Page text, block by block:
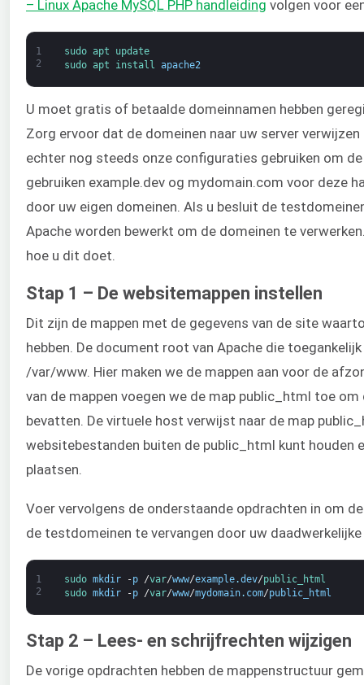
– Linux Apache MySQL PHP handleiding volgen voor
1
2
sudo apt
update
sudo apt install apache2
U moet gratis of betaalde domeinnamen hebben
Zorg ervoor dat de domeinen naar uw server
echter nog steeds onze configuraties gebruiken om
gebruiken example.dev og mydomain.com voor deze
door uw eigen domeinen. Als u besluit de
Apache worden bewerkt om de domeinen te
hoe u dit doet.
Stap 1 – De websitemappen instellen
Dit zijn de mappen met de gegevens van de site
hebben. De document root van Apache die
/var/www. Hier maken we de mappen aan voor de
van de mappen voegen we de map public_html toe
bevatten. De virtuele host verwijst naar de map
websitebestanden buiten de public_html kunt houden
plaatsen.
Voer vervolgens de onderstaande opdrachten in om
de testdomeinen te vervangen door uw
1
2
sudo mkdir -p /var/www/example.dev/public_html
sudo mkdir -p /var/www/mydomain. com/public_html
Stap 2 – Lees- en schrijfrechten wijzigen
De vorige opdrachten hebben de mappenstructuur